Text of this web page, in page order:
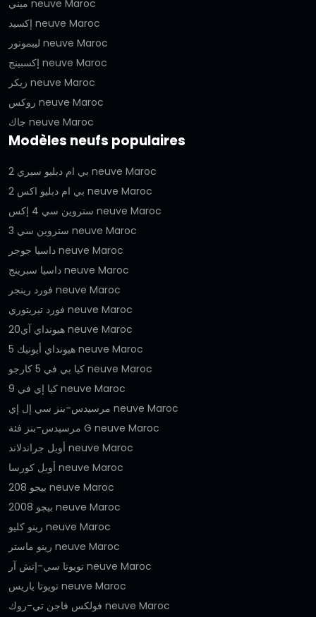
ميني neuve Maroc
إكسيد neuve Maroc
ليبموتور neuve Maroc
إكسبينج neuve Maroc
زيكر neuve Maroc
روكس neuve Maroc
جاك neuve Maroc
Modèles neufs populaires
بي ام دبليو سيري 2 neuve Maroc
بي ام دبليو اكس 2 neuve Maroc
ستروين سي 4 إكس neuve Maroc
ستروين سي 3 neuve Maroc
داسيا جوجر neuve Maroc
داسيا سبرينج neuve Maroc
فورد رينجر neuve Maroc
فورد تيريتوري neuve Maroc
هيونداي آي20 neuve Maroc
هيونداي أيونيك 5 neuve Maroc
كيا بي في 5 كارجو neuve Maroc
كيا إي في 9 neuve Maroc
مرسيدس-بنز سي إل إي neuve Maroc
مرسيدس-بنز فئة G neuve Maroc
أوبل جراندلاند neuve Maroc
أوبل كورسا neuve Maroc
بيجو 208 neuve Maroc
بيجو 2008 neuve Maroc
رينو كليو neuve Maroc
رينو ماستر neuve Maroc
تويوتا سي-إتش آر neuve Maroc
تويوتا ياريس neuve Maroc
فولكس فاجن تي-روك neuve Maroc